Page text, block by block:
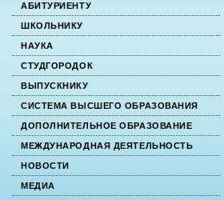
АБИТУРИЕНТУ
ШКОЛЬНИКУ
НАУКА
СТУДГОРОДОК
ВЫПУСКНИКУ
СИСТЕМА ВЫСШЕГО ОБРАЗОВАНИЯ
ДОПОЛНИТЕЛЬНОЕ ОБРАЗОВАНИЕ
МЕЖДУНАРОДНАЯ ДЕЯТЕЛЬНОСТЬ
НОВОСТИ
МЕДИА